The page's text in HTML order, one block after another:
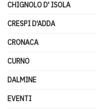
CHIGNOLO D' ISOLA
CRESPI D'ADDA
CRONACA
CURNO
DALMINE
EVENTI